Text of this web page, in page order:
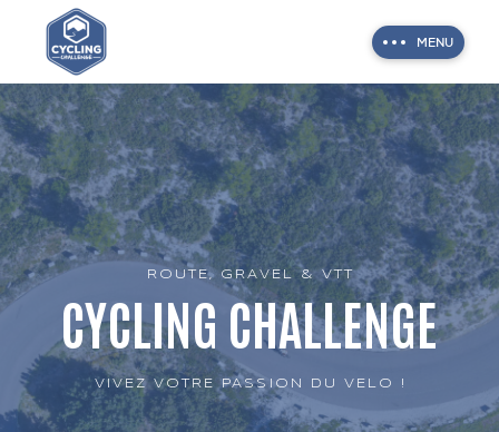
MENU
ROUTE, GRAVEL & VTT
CYCLING CHALLENGE
VIVEZ VOTRE PASSION DU VELO !